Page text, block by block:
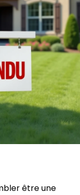
être une